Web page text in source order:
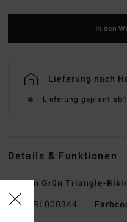
In den
Lieferung nach
Lieferung geplant ab
Details & Funktionen
Frauen Grün Triangle-
Style
BL000344